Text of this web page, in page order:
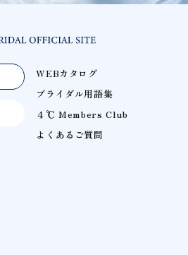
WEBカタログ
ブライダル用語集
４℃ Members Club
よくあるご質問